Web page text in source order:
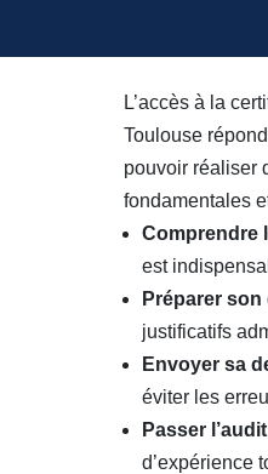
L’accès à la
Toulouse
pouvoir réaliser
fondamentales
Comprendre
est
Préparer
justificatifs
Envoyer sa
éviter les
Passer l’audit
d’expérience